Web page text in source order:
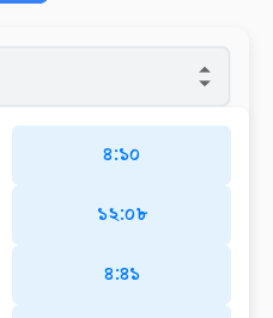
৪:১০
১২:০৮
৪:৪১